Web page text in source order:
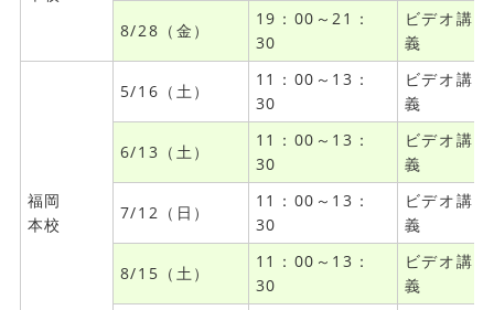
8/28（金）
19：00～21：
30
ビデオ講
義
福岡
本校
5/16（土）
11：00～13：
30
ビデオ講
義
6/13（土）
11：00～13：
30
ビデオ講
義
7/12（日）
11：00～13：
30
ビデオ講
義
8/15（土）
11：00～13：
30
ビデオ講
義